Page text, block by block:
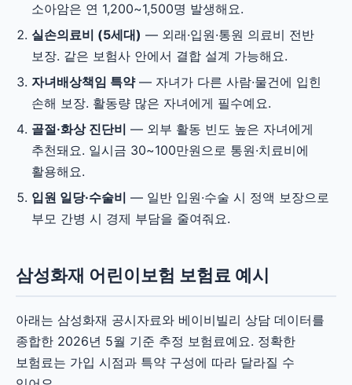
소아암은 연 1,200~1,500명 발생해요.
실손의료비 (5세대) — 외래·입원·통원 의료비 전반
보장. 같은 보험사 안에서 결합 설계 가능해요.
자녀배상책임 특약— 자녀가 다른 사람·물건에 입힌
손해 보장. 활동량 많은 자녀에게 필수예요.
골절·화상 진단비 — 외부 활동 빈도 높은 자녀에게
추천돼요. 일시금 30~100만원으로 통원·치료비에
활용해요.
입원 일당·수술비 — 일반 입원·수술 시 정액 보장으로
부모 간병 시 경제 부담을 줄여줘요.
삼성화재 어린이보험 보험료 예시
아래는 삼성화재 공시자료와 베이비빌리 상담 데이터를
종합한 2026년 5월 기준 추정 보험료예요. 정확한
보험료는 가입 시점과 특약 구성에 따라 달라질 수